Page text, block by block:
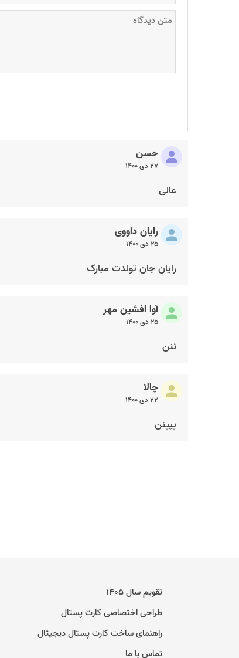
حسن
۲۷ دی ۱۴۰۰
عالی
رایان داووی
۲۵ دی ۱۴۰۰
رایان جان تولدت مبارک
آوا افشین مهر
۲۵ دی ۱۴۰۰
ننن
چالا
۲۲ دی ۱۴۰۰
پپپنن
تقویم سال ۱۴۰۵
طراحی اختصاصی کارت پستال
راهنمای ساخت کارت پستال دیجیتال
تماس با ما